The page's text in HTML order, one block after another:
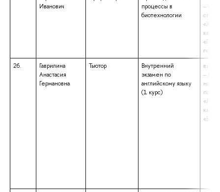
Иванович
процессы в
биотехнологии
–
26.
Гаврилина
Анастасия
Германовна
Тьютор
Внутренний
экзамен по
английскому языку
(1 курс)
–